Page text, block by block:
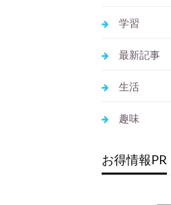
学習
最新記事
生活
趣味
お得情報PR